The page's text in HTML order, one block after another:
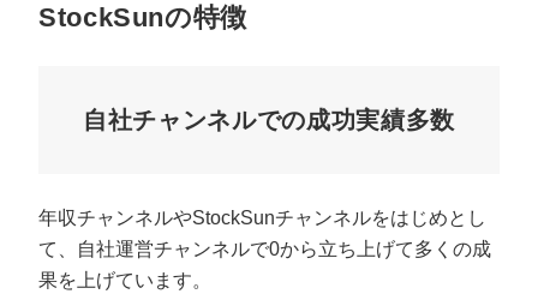
StockSunの特徴
自社チャンネルでの成功実績多数
年収チャンネルやStockSunチャンネルをはじめとし
て、自社運営チャンネルで0から立ち上げて多くの成
果を上げています。